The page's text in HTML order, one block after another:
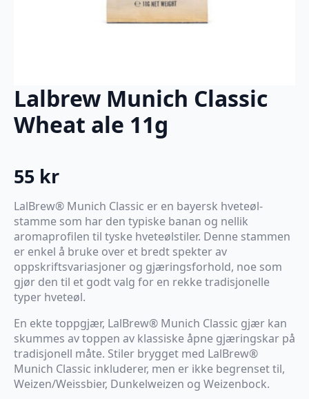
Lalbrew Munich Classic
Wheat ale 11g
55 kr
LalBrew® Munich Classic er en bayersk hveteøl-
stamme som har den typiske banan og nellik
aromaprofilen til tyske hveteølstiler. Denne stammen
er enkel å bruke over et bredt spekter av
oppskriftsvariasjoner og gjæringsforhold, noe som
gjør den til et godt valg for en rekke tradisjonelle
typer hveteøl.
En ekte toppgjær, LalBrew® Munich Classic gjær kan
skummes av toppen av klassiske åpne gjæringskar på
tradisjonell måte. Stiler brygget med LalBrew®
Munich Classic inkluderer, men er ikke begrenset til,
Weizen/Weissbier, Dunkelweizen og Weizenbock.